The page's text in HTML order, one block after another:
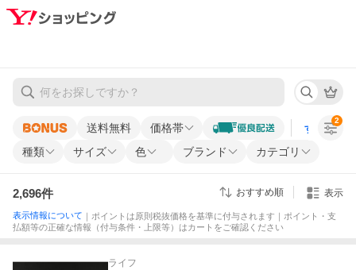
送料無料 価格帯 すべての条
種類 サイズ 色 ブランド カテゴリ
2
2,696件 おすすめ順 表示
表示情報について ｜ポイントは原則税抜価格を基準に付与されます｜ポイント・支
払額等の正確な情報（付与条件・上限等）はカートをご確認ください
ライフ